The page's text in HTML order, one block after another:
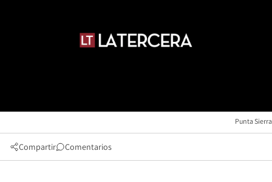
Punta Sierra
Compartir Comentarios